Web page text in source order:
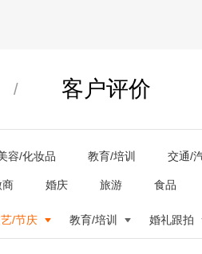
/ 客户评价
容/化妆品 教育/培训 交通/
商 婚庆 旅游 食品
/节庆 教育/培训 婚礼跟拍